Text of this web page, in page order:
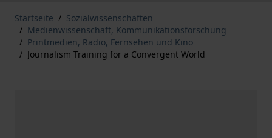
Startseite / Sozialwissenschaften
/ Medienwissenschaft, Kommunikationsforschung
/ Printmedien, Radio, Fernsehen und Kino
/ Journalism Training for a Convergent World